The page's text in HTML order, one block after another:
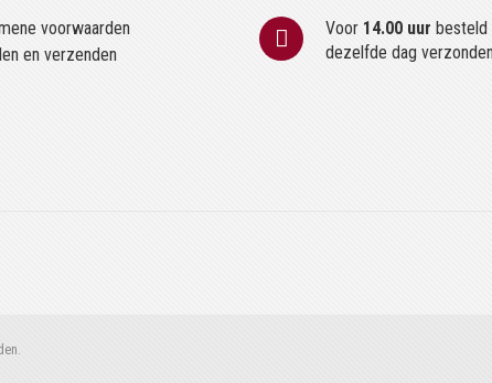
voorwaarden
en verzenden
Voor 14.00 uur besteld
dezelfde dag